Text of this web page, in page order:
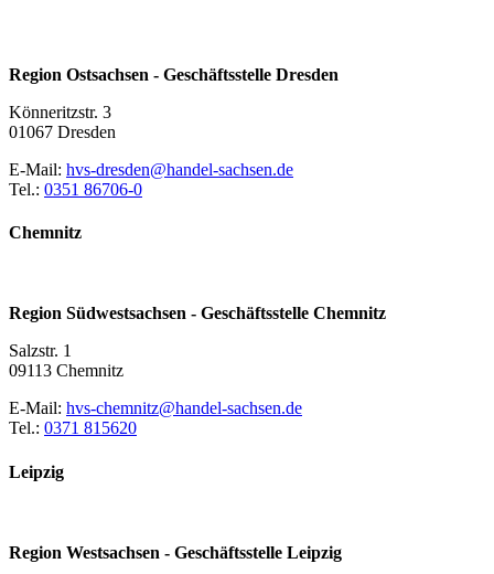
Region Ostsachsen - Geschäftsstelle Dresden
Könneritzstr. 3
01067 Dresden
E-Mail: hvs-dresden@handel-sachsen.de
Tel.: 0351 86706-0
Chemnitz
Region Südwestsachsen - Geschäftsstelle Chemnitz
Salzstr. 1
09113 Chemnitz
E-Mail: hvs-chemnitz@handel-sachsen.de
Tel.: 0371 815620
Leipzig
Region Westsachsen - Geschäftsstelle Leipzig